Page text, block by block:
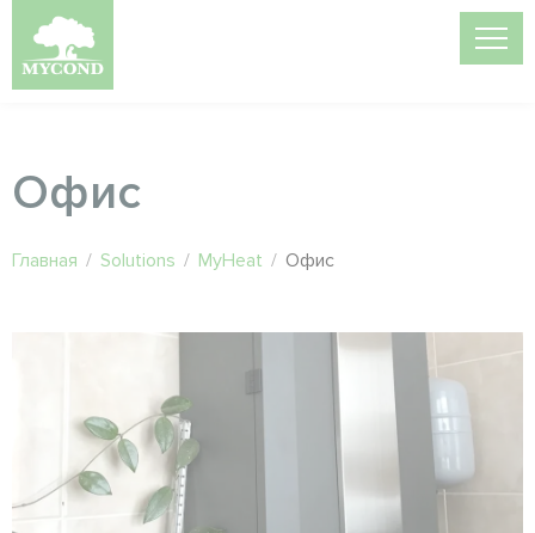
Офис
Главная / Solutions / MyHeat / Офис